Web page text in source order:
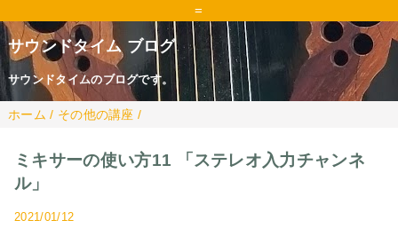
=
サウンドタイム ブログ
サウンドタイムのブログです。
ホーム / その他の講座 /
ミキサーの使い方11 「ステレオ入力チャンネ
ル」
2021/01/12